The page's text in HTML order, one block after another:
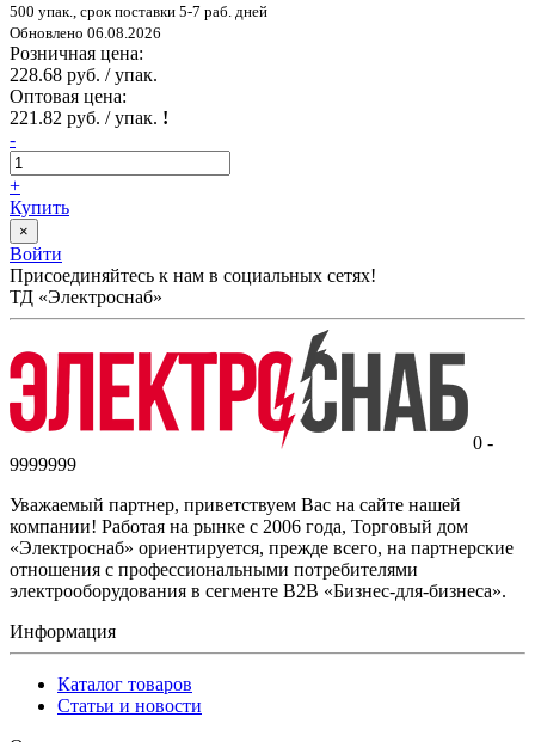
500 упак., срок поставки 5-7 раб. дней
Обновлено 06.08.2026
Розничная цена:
228.68 руб. / упак.
Оптовая цена:
221.82 руб. / упак. !
-
+
Купить
×
Войти
Присоединяйтесь к нам в социальных сетях!
ТД «Электроснаб»
0 -
9999999
Уважаемый партнер, приветствуем Вас на сайте нашей
компании! Работая на рынке с 2006 года, Торговый дом
«Электроснаб» ориентируется, прежде всего, на партнерские
отношения с профессиональными потребителями
электрооборудования в сегменте B2B «Бизнес-для-бизнеса».
Информация
Каталог товаров
Статьи и новости